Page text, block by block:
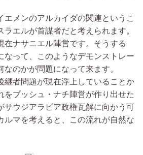
メンのアルカイダの関連というこ
ラエルが首謀者だと考えられます。
在ナサニエル陣営です。そうする
なって、このようなデモンストレー
なのかが問題になって来ます。
者問題が現在浮上していることか
をブッシュ・ナチ陣営が作り出せた
サウジアラビア政権瓦解に向かう可
ルマを考えると、この流れが自然な